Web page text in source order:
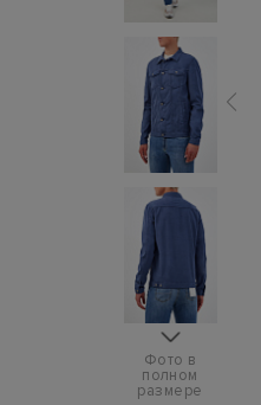
Фото в
полном
размере